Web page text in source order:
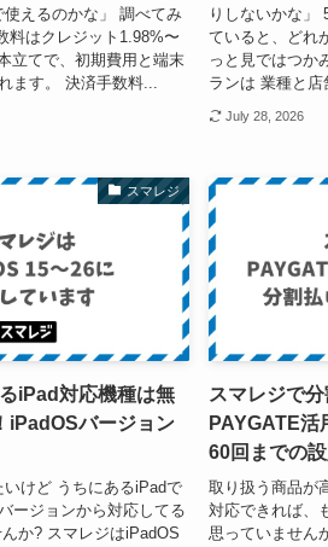
えるのかな」 調べてみ
料はクレジット1.98%〜
立てで、初期費用と端末
ます。 決済手数料...
りしないかな」
ていると、どれ
っと見ではつか
ランは 業種と店
July 28, 2026
スマレジ
iPad対応機種は無
iPadOSバージョン
いけど うちにあるiPadで
ージョンから対応してる
か? スマレジはiPadOS
スマレジで
PAYGATE活
60回までの
取り扱う商品が
対応できれば、
思っていません